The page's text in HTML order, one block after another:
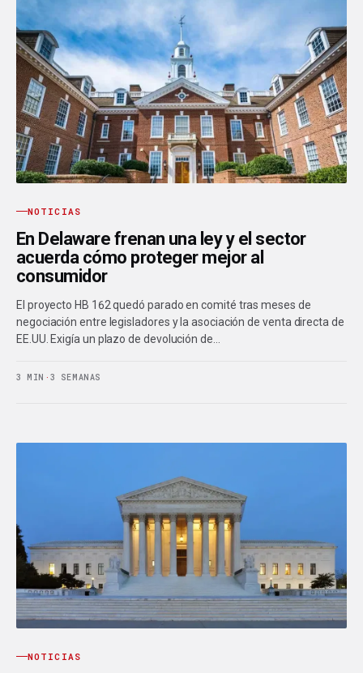
NOTICIAS
En Delaware frenan una ley y el sector
acuerda cómo proteger mejor al
consumidor
El proyecto HB 162 quedó parado en comité tras meses de
negociación entre legisladores y la asociación de venta directa de
EE.UU. Exigía un plazo de devolución de…
3 MIN · 3 SEMANAS
NOTICIAS